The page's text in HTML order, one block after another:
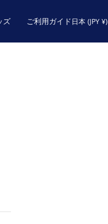
ズ ご利用ガイド 国/
域
日本 (JPY ¥)